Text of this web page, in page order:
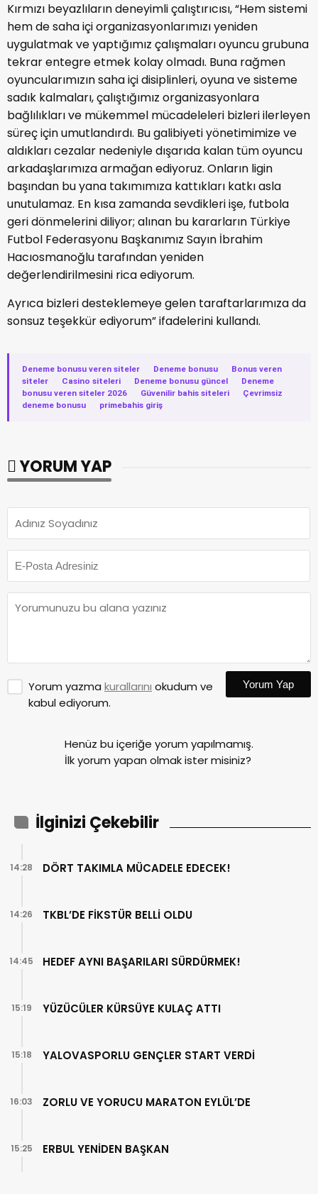
Kırmızı beyazlıların deneyimli çalıştırıcısı, “Hem sistemi
hem de saha içi organizasyonlarımızı yeniden
uygulatmak ve yaptığımız çalışmaları oyuncu grubuna
tekrar entegre etmek kolay olmadı. Buna rağmen
oyuncularımızın saha içi disiplinleri, oyuna ve sisteme
sadık kalmaları, çalıştığımız organizasyonlara
bağlılıkları ve mükemmel mücadeleleri bizleri ilerleyen
süreç için umutlandırdı. Bu galibiyeti yönetimimize ve
aldıkları cezalar nedeniyle dışarıda kalan tüm oyuncu
arkadaşlarımıza armağan ediyoruz. Onların ligin
başından bu yana takımımıza kattıkları katkı asla
unutulamaz. En kısa zamanda sevdikleri işe, futbola
geri dönmelerini diliyor; alınan bu kararların Türkiye
Futbol Federasyonu Başkanımız Sayın İbrahim
Hacıosmanoğlu tarafından yeniden
değerlendirilmesini rica ediyorum.
Ayrıca bizleri desteklemeye gelen taraftarlarımıza da
sonsuz teşekkür ediyorum” ifadelerini kullandı.
Deneme bonusu veren siteler · Deneme bonusu ·
Bonus veren
siteler
· Casino siteleri · Deneme bonusu güncel ·
Deneme
bonusu veren siteler 2026
· Güvenilir bahis siteleri ·
Çevrimsiz
deneme bonusu
· primebahis giriş
YORUM YAP
Yorum yazma kurallarını okudum ve
kabul ediyorum.
Yorum Yap
Henüz bu içeriğe yorum yapılmamış.
İlk yorum yapan olmak ister misiniz?
İlginizi Çekebilir
DÖRT TAKIMLA MÜCADELE EDECEK!
14:28
TKBL’DE FİKSTÜR BELLİ OLDU
14:26
HEDEF AYNI BAŞARILARI SÜRDÜRMEK!
14:45
YÜZÜCÜLER KÜRSÜYE KULAÇ ATTI
15:19
YALOVASPORLU GENÇLER START VERDİ
15:18
ZORLU VE YORUCU MARATON EYLÜL’DE
16:03
ERBUL YENİDEN BAŞKAN
15:25